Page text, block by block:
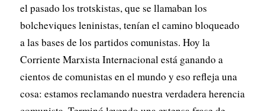
el pasado los trotskistas, que se llamaban los
bolcheviques leninistas, tenían el camino bloqueado
a las bases de los partidos comunistas. Hoy la
Corriente Marxista Internacional está ganando a
cientos de comunistas en el mundo y eso refleja una
cosa: estamos reclamando nuestra verdadera herencia